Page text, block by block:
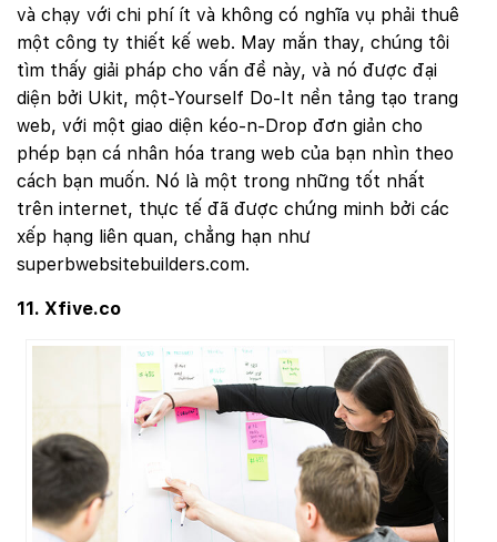
và chạy với chi phí ít và không có nghĩa vụ phải thuê
một công ty thiết kế web. May mắn thay, chúng tôi
tìm thấy giải pháp cho vấn đề này, và nó được đại
diện bởi Ukit, một-Yourself Do-It nền tảng tạo trang
web, với một giao diện kéo-n-Drop đơn giản cho
phép bạn cá nhân hóa trang web của bạn nhìn theo
cách bạn muốn. Nó là một trong những tốt nhất
trên internet, thực tế đã được chứng minh bởi các
xếp hạng liên quan, chẳng hạn như
superbwebsitebuilders.com.
11. Xfive.co